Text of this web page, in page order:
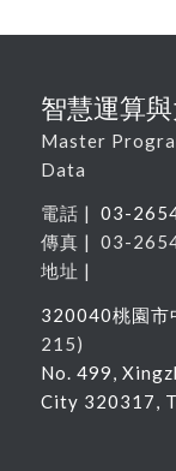
智慧運算
Master
Data
電話 | 03-
傳真 | 03-
地址 |
320040桃園市
215)
No. 499,
City 320317,